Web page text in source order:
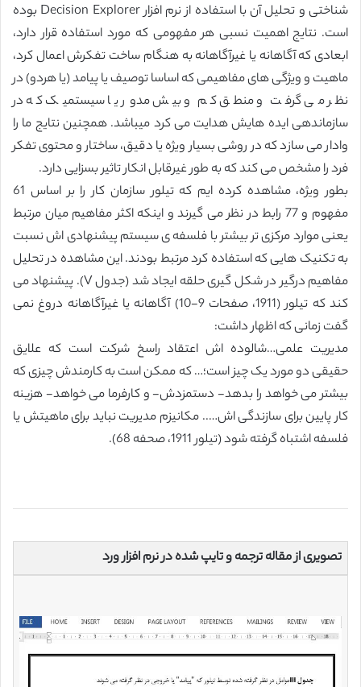
شناختی و تحلیل آن با استفاده از نرم افزار Decision Explorer بوده
است. نتایج اهمیت نسبی هر مفهومی که مورد استفاده قرار دارد،
ابعادی که آگاهانه یا غیرآگاهانه به هنگام ساخت تفکرش اعمال کرد،
ماهیت و ویژگی های مفاهیمی که اساسا توصیف یا پیامد (یا هردو) در
نظر می گرفت و منطق کم و بیش مدور یا سیستمیک که در
سازماندهی ایده هایش هدایت می کرد میباشد. همچنین نتایج ما را
وادار می سازد که در روشی بسیار ویژه یا دقیق، ساختار و محتوی تفکر
فرد را مشخص می کند که به طور غیرقابل انکار تاثیر بسزایی دارد.
بطور ویژه، مشاهده کرده ایم که تیلور سازمان کار را بر اساس 61
مفهوم و 77 رابط در نظر می گیرند و اینکه اکثر مفاهیم میان مرتبط
یعنی موارد مرکزی تر بیشتر با فلسفه ی سیستم پیشنهادی اش نسبت
به تکنیک هایی که استفاده کرد مرتبط بودند. این مشاهده در تحلیل
مفاهیم درگیر در شکل گیری حلقه ایجاد شد (جدول V). پیشنهاد می
کند که تیلور (1911، صفحات 9-10) آگاهانه یا غیرآگاهانه دروغ نمی
گفت زمانی که اظهار داشت:
مدیریت علمی…شالوده اش اعتقاد راسخ شرکت است که علایق
حقیقی دو مورد یک چیز است؛… که ممکن است به کارمندش چیزی که
بیشتر می خواهد را بدهد- دستمزدش- و کارفرما می خواهد- هزینه
کار پایین برای سازندگی اش….. مکانیزم مدیریت نباید برای ماهیتش یا
فلسفه اشتباه گرفته شود (تیلور 1911، صحفه 68).
تصویری از مقاله ترجمه و تایپ شده در نرم افزار ورد